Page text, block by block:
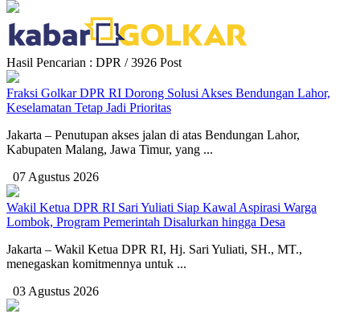
Hasil Pencarian : DPR / 3926 Post
Fraksi Golkar DPR RI Dorong Solusi Akses Bendungan Lahor,
Keselamatan Tetap Jadi Prioritas
Jakarta – Penutupan akses jalan di atas Bendungan Lahor,
Kabupaten Malang, Jawa Timur, yang ...
07 Agustus 2026
Wakil Ketua DPR RI Sari Yuliati Siap Kawal Aspirasi Warga
Lombok, Program Pemerintah Disalurkan hingga Desa
Jakarta – Wakil Ketua DPR RI, Hj. Sari Yuliati, SH., MT.,
menegaskan komitmennya untuk ...
03 Agustus 2026